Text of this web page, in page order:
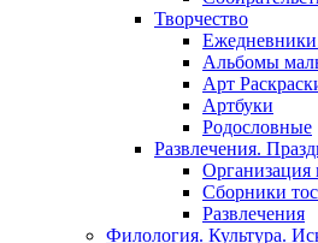
Творчество
Альбомы
Арт
Артбуки
Родословные
Развлечения.
Организация
Сборники
Развлечения
Филология. Культура.